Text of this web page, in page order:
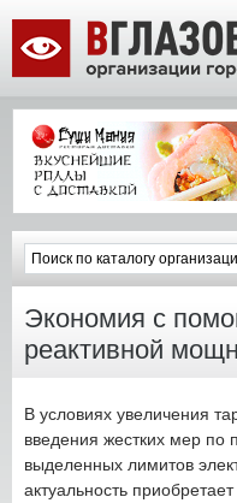
Экономия с
реактивной
В условиях увеличения
введения жестких мер
выделенных лимитов
актуальность